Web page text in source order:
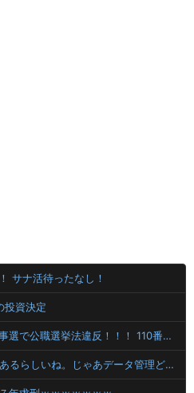
サナ活待ったなし！
投資決定
【速報】日本共産党、沖縄県知事選で公職選挙法違反！！！ 110番通報されても辞全くめない件
micro sdカード入らないスマホあるらしいね。じゃあデータ管理どうしてるのかというとクラウド(笑)で出し入れらしい